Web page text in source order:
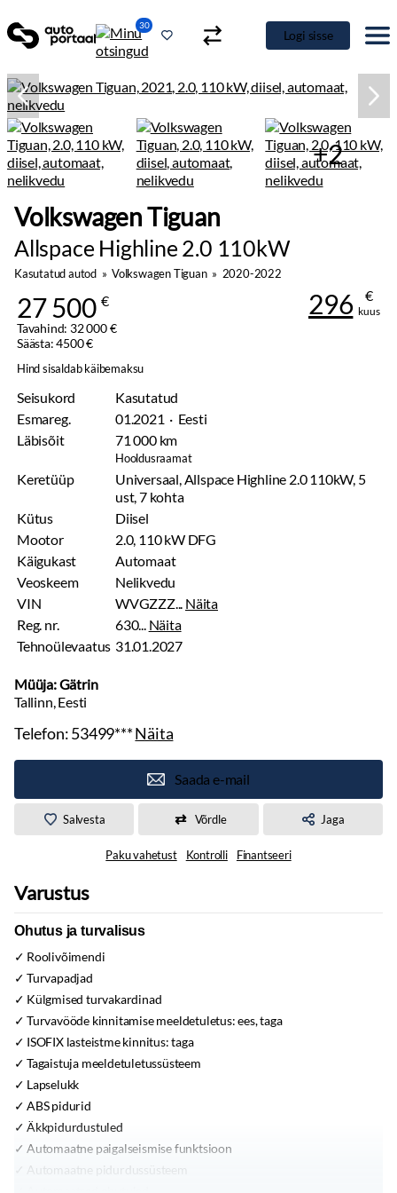
30
Logi sisse
+2
Volkswagen Tiguan
Allspace Highline 2.0 110kW
Kasutatud autod »Volkswagen Tiguan» 2020-2022
27 500 €
Tavahind: 32 000 €
Säästa: 4500 €
296 €
kuus
Hind sisaldab käibemaksu
Seisukord
Kasutatud
Esmareg.
01.2021 · Eesti
Läbisõit
71 000 km
Hooldusraamat
Keretüüp
Universaal, Allspace Highline 2.0 110kW, 5
ust, 7 kohta
Kütus
Diisel
Mootor
2.0, 110 kW DFG
Käigukast
Automaat
Veoskeem
Nelikvedu
VIN
WVGZZZ... Näita
Reg. nr.
630... Näita
Tehnoülevaatus 31.01.2027
Müüja: Gätrin
Tallinn, Eesti
Telefon:53499***Näita
Saada e-mail
Salvesta Võrdle Jaga
Paku vahetust Kontrolli Finantseeri
Varustus
Ohutus ja turvalisus
Roolivõimendi
Turvapadjad
Külgmised turvakardinad
Turvavööde kinnitamise meeldetuletus:ees, taga
ISOFIX lasteistme kinnitus:taga
Tagaistuja meeldetuletussüsteem
Lapselukk
ABS pidurid
Äkkpidurdustuled
Automaatne paigalseismise funktsioon
Automaatne pidurdussüsteem